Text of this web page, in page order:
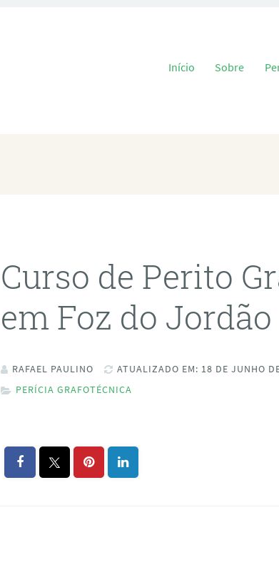
Pular para o conteúdo
Início Sobre
Curso de Perito
em Foz do Jordão
RAFAEL PAULINO
ATUALIZADO EM: 18 DE JUNHO
PERÍCIA GRAFOTÉCNICA